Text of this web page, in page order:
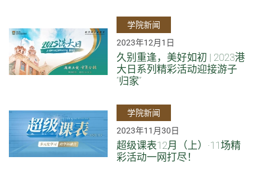
学院新闻
2023年12月1日
久别重逢，美好如初 | 2023港
大日系列精彩活动迎接游子
“归家”
学院新闻
2023年11月30日
超级课表12月（上）·11场精
彩活动一网打尽！